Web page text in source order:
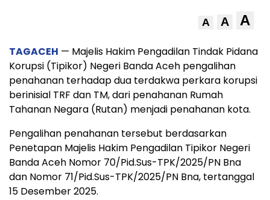
A A A
TAGACEH — Majelis Hakim Pengadilan Tindak Pidana
Korupsi (Tipikor) Negeri Banda Aceh pengalihan
penahanan terhadap dua terdakwa perkara korupsi
berinisial TRF dan TM, dari penahanan Rumah
Tahanan Negara (Rutan) menjadi penahanan kota.
Pengalihan penahanan tersebut berdasarkan
Penetapan Majelis Hakim Pengadilan Tipikor Negeri
Banda Aceh Nomor 70/Pid.Sus-TPK/2025/PN Bna
dan Nomor 71/Pid.Sus-TPK/2025/PN Bna, tertanggal
15 Desember 2025.